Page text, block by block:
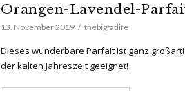
Orangen-Lavendel-
13. November 2019 thebigfatlife
Dieses wunderbare Parfait ist ganz
der kalten Jahreszeit geeignet!